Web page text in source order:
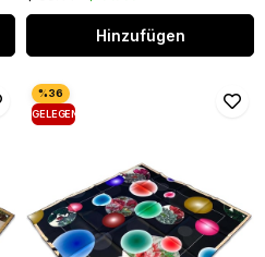
Hinzufügen
GELEGENHEIT